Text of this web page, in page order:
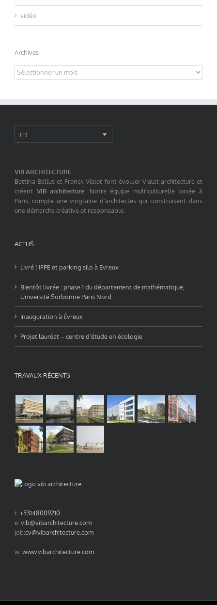
vidéo
Archives
Archives
FR
VIB ARCHITECTURE
Bettina Ballus et Franck Vialet font évoluer Vialet architecture et
créent VIB architecture. Notre équipe multiculturelle basée à
Paris, compte une vingtaine d'architectes qui construisent dans
une démarche créative et responsable.
ACTUS
Livré ! IFPE et parking silo à Evreux
Bientôt livrée : phase 1 du département de mathématique,
Université Sorbonne Paris Nord.
Inauguration à Évreux
Projet lauréat – centre d’étude en écologie
TRAVAUX RÉCENTS
t: +33148009210
e: vib@vibarchitecture.com
job:cv@vibarchitecture.com
w: www.vibarchitecture.com